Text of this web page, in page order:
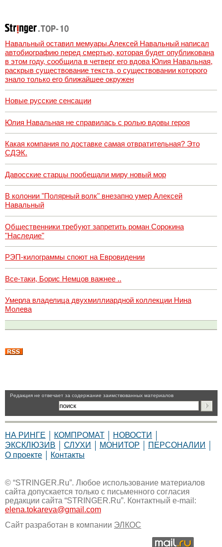
Навальный оставил мемуары.Алексей Навальный написал
автобиографию перед смертью, которая будет опубликована
в этом году, сообщила в четверг его вдова Юлия Навальная,
раскрыв существование текста, о существовании которого
знало только его ближайшее окружен
Новые русские сенсации
Юлия Навальная не справилась с ролью вдовы героя
Какая компания по доставке самая отвратительная? Это
СДЭК.
Давосские старцы пообещали миру новый мор
В колонии "Полярный волк" внезапно умер Алексей
Навальный
Общественники требуют запретить роман Сорокина
"Наследие"
РЭП-килограммы споют на Евровидении
Все-таки, Борис Немцов важнее ..
Умерла владелица двухмиллиардной коллекции Нина
Молева
Pедакция не отвечает за содержание заимствованных материалов
НА РИНГЕ КОМПРОМАТ
НОВОСТИ
ЭКСКЛЮЗИВ
СЛУХИ МОНИТОР
ПЕРСОНАЛИИ
О проекте
Контакты
© “STRINGER.Ru”. Любое использование материалов
сайта допускается только с письменного согласия
редакции сайта “STRINGER.Ru”. Контактный e-mail:
elena.tokareva@gmail.com
Сайт разработан в компании ЭЛКОС